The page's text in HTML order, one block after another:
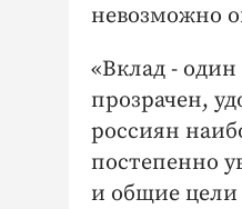
невозможно
«Вклад -
прозрачен,
россиян
постепенно
и общие цели